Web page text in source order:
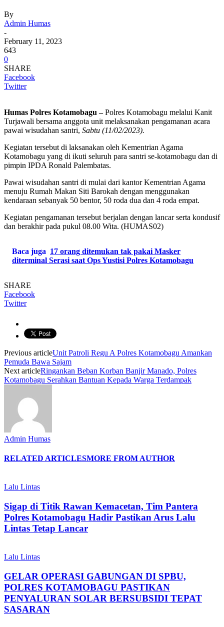
By
Admin Humas
-
February 11, 2023
643
0
SHARE
Facebook
Twitter
Humas Polres Kotamobagu –Polres Kotamobagu melalui Kanit
Turjawali bersama anggota unit melaksanakan pengamanan acara
pawai wisudahan santri, Sabtu (11/02/2023).
Kegiatan tersebut di laksanakan oleh Kementrian Agama
Kotamobagu yang di ikuti seluruh para santri se-kotamobagu dan di
pimpin IPDA Ronald Palembatas.
Pawai wisudahan santri di mulai dari kantor Kementrian Agama
menuju Rumah Makan Siti Barokah dengan menggunakan
kendaraan sebanyak 50 bentor, 50 roda dua dan 4 roda empat.
Kegiatan pengamanan tersebut berjalan dengan lancar serta kondusif
dan berakhir pada pukul 08.00 Wita. (HUMAS02)
Baca juga 17 orang ditemukan tak pakai Masker
diterminal Serasi saat Ops Yustisi Polres Kotamobagu
SHARE
Facebook
Twitter
Previous articleUnit Patroli Regu A Polres Kotamobagu Amankan
Pemuda Bawa Sajam
Next articleRingankan Beban Korban Banjir Manado, Polres
Kotamobagu Serahkan Bantuan Kepada Warga Terdampak
Admin Humas
RELATED ARTICLESMORE FROM AUTHOR
Lalu Lintas
Sigap di Titik Rawan Kemacetan, Tim Pantera
Polres Kotamobagu Hadir Pastikan Arus Lalu
Lintas Tetap Lancar
Lalu Lintas
GELAR OPERASI GABUNGAN DI SPBU,
POLRES KOTAMOBAGU PASTIKAN
PENYALURAN SOLAR BERSUBSIDI TEPAT
SASARAN